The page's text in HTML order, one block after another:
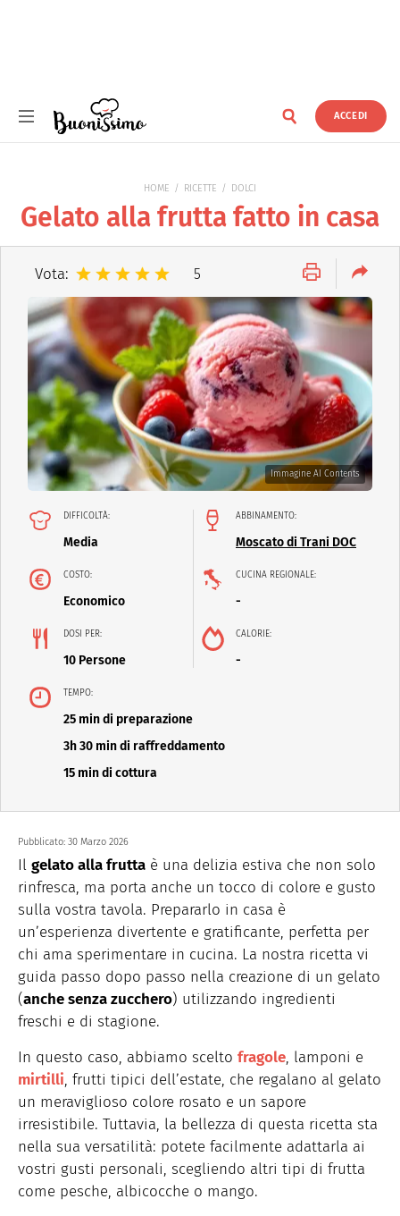
ACCEDI
HOME RICETTE DOLCI
Gelato alla frutta fatto in casa
Vota: 5
Immagine AI Contents
DIFFICOLTÀ:
Media
ABBINAMENTO:
Moscato di Trani DOC
COSTO:
Economico
CUCINA REGIONALE:
-
DOSI PER:
10 Persone
CALORIE:
-
TEMPO:
25 min di preparazione
3h 30 min di raffreddamento
15 min di cottura
Pubblicato: 30 Marzo 2026
Il gelato alla frutta è una delizia estiva che non solo
rinfresca, ma porta anche un tocco di colore e gusto
sulla vostra tavola. Prepararlo in casa è
un’esperienza divertente e gratificante, perfetta per
chi ama sperimentare in cucina. La nostra ricetta vi
guida passo dopo passo nella creazione di un gelato
(anche senza zucchero) utilizzando ingredienti
freschi e di stagione.
In questo caso, abbiamo scelto fragole, lamponi e
mirtilli, frutti tipici dell’estate, che regalano al gelato
un meraviglioso colore rosato e un sapore
irresistibile. Tuttavia, la bellezza di questa ricetta sta
nella sua versatilità: potete facilmente adattarla ai
vostri gusti personali, scegliendo altri tipi di frutta
come pesche, albicocche o mango.